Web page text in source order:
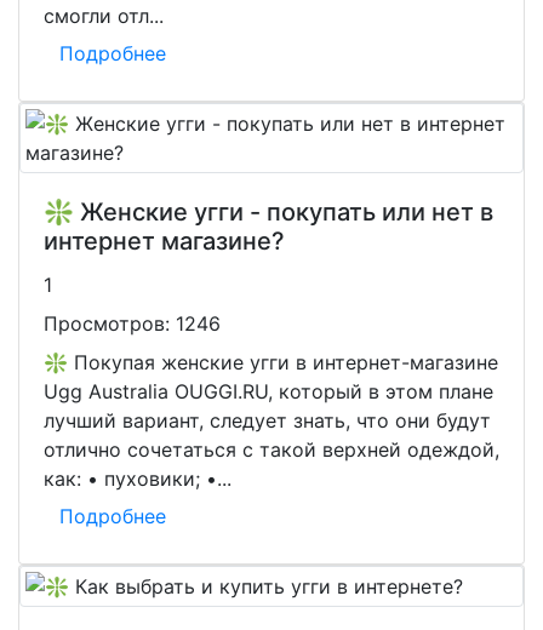
смогли отл...
Подробнее
❇️ Женские угги - покупать или нет в
интернет магазине?
1
Просмотров: 1246
❇️ Покупая женские угги в интернет-магазине
Ugg Australia OUGGI.RU, который в этом плане
лучший вариант, следует знать, что они будут
отлично сочетаться с такой верхней одеждой,
как: • пуховики; •...
Подробнее